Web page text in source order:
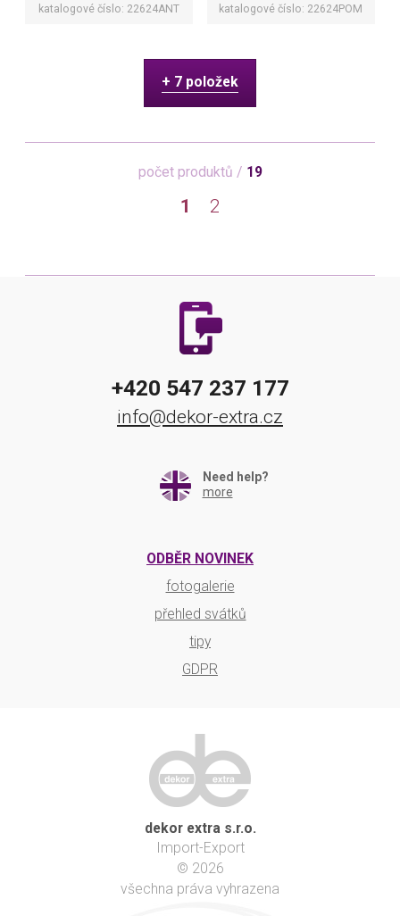
katalogové číslo: 22624ANT katalogové číslo: 22624POM
+ 7 položek
počet produktů / 19
1 2
+420 547 237 177
info@dekor-extra.cz
Need help?
more
ODBĚR NOVINEK
fotogalerie
přehled svátků
tipy
GDPR
dekor extra s.r.o.
Import-Export
© 2026
všechna práva vyhrazena